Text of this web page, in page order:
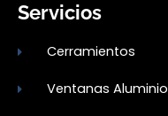
Servicios
Cerramientos
Ventanas Aluminio